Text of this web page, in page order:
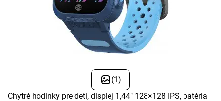
(1)
Chytré hodinky pre deti, displej 1,44" 128×128 IPS, batéria